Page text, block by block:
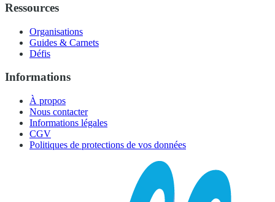
Ressources
Organisations
Guides & Carnets
Défis
Informations
À propos
Nous contacter
Informations légales
CGV
Politiques de protections de vos données